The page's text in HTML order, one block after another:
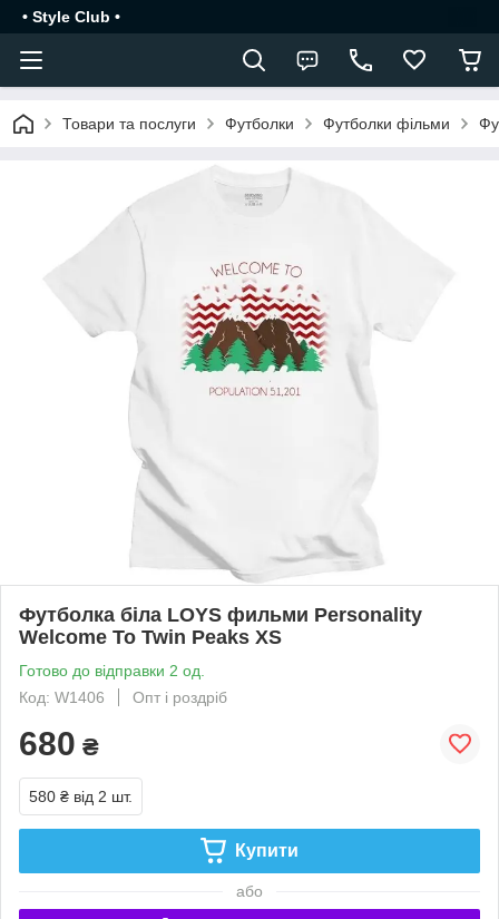
• Style Club •
Товари та послуги Футболки Футболки фільми
Футболка біла LOYS фильми Personality
Welcome To Twin Peaks XS
Готово до відправки 2 од.
Код: W1406
Опт і роздріб
680 ₴
580 ₴ від 2 шт.
Купити
або